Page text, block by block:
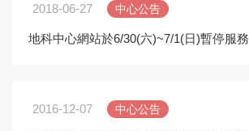
2018-06-27 中心公告
地科中心網站於6/30(六)~7/1(日)暫停服務
2016-12-07 中心公告